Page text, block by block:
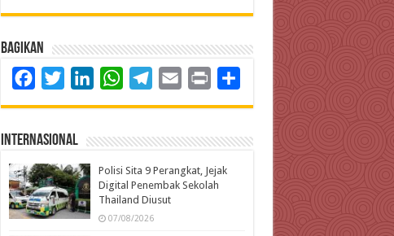
Bagikan
FacebookTwitterLinkedInWhatsAppTelegram
Email Print
Internasional
Polisi Sita 9 Perangkat, Jejak
Digital Penembak Sekolah
Thailand Diusut
07/08/2026